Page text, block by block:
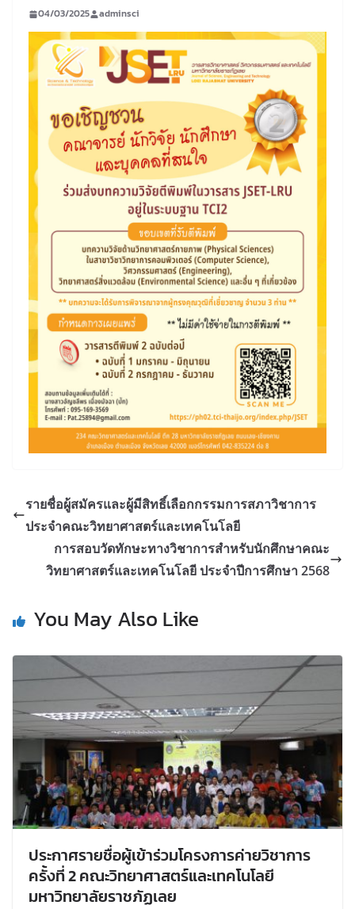
04/03/2025 adminsci
รายชื่อผู้สมัครและผู้มีสิทธิ์เลือกกรรมการสภาวิชาการ
ประจำคณะวิทยาศาสตร์และเทคโนโลยี
การสอบวัดทักษะทางวิชาการสำหรับนักศึกษาคณะ
วิทยาศาสตร์และเทคโนโลยี ประจำปีการศึกษา 2568
You May Also Like
ประกาศรายชื่อผู้เข้าร่วมโครงการค่ายวิชาการ
ครั้งที่ 2 คณะวิทยาศาสตร์และเทคโนโลยี
มหาวิทยาลัยราชภัฏเลย